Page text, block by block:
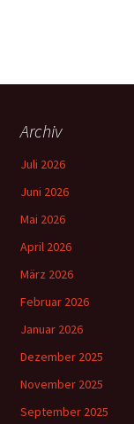
Archiv
Juli 2026
Juni 2026
Mai 2026
April 2026
März 2026
Februar 2026
Januar 2026
Dezember 2025
November 2025
September 2025